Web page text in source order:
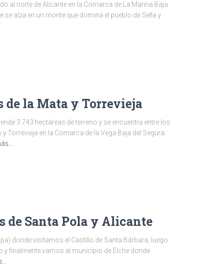
al norte de Alicante en la Comarca de La Marina Baja.
alza en un monte que domina el pueblo de Sella y
de la Mata y Torrevieja
3 743 hectáreas de terreno y se encuentra entre los
en la Comarca de la Vega Baja del Segura.
de Santa Pola y Alicante
donde visitamos el Castillo de Santa Bárbara, luego
finalmente vamos al municipio de Elche donde